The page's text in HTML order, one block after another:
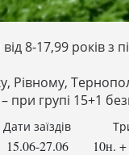
8-17,99 років з
Рівному,
при групі 15+1
Дати заїздів
15.06-27.06 10н. +